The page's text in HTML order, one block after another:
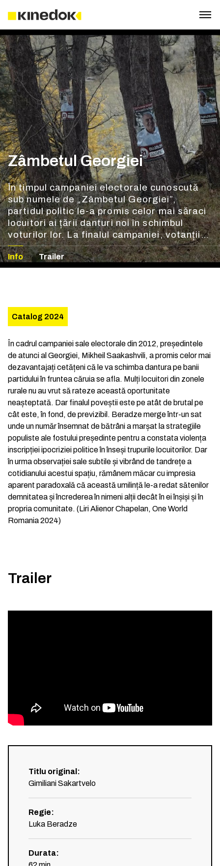
Zâmbetul Georgiei
În timpul campaniei electorale cunoscută
sub numele de „Zâmbetul Georgiei”,
partidul politic le-a promis celor mai săraci
locuitori ai țării danturi noi în schimbul
voturilor lor. La finalul campaniei, votanții
încrezători au fost dezamăgiți să constate
că promisiunea nu le va fi niciodată
îndeplinită.
Info Trailer
Catalog 2024
În cadrul campaniei sale electorale din 2012, președintele
de atunci al Georgiei, Mikheil Saakashvili, a promis celor mai
dezavantajați cetățeni că le va schimba dantura pe banii
partidului în fruntea căruia se afla. Mulți locuitori din zonele
rurale nu au vrut să rateze această oportunitate
neașteptată. Dar finalul poveștii este pe atât de brutal pe
cât este, în fond, de previzibil. Beradze merge într-un sat
unde un număr însemnat de bătrâni a marșat la strategiile
populiste ale fostului președinte pentru a constata violența
inscripției ipocriziei politice în înseși trupurile locuitorilor. Dar
în urma observației sale subtile și vibrând de tandrețe a
cotidianului acestui spațiu, rămânem măcar cu impresia
aparent paradoxală că această umilință le-a redat sătenilor
demnitatea și încrederea în nimeni alții decât în ei înșiși și în
propria comunitate. (Liri Alienor Chapelan, One World
Romania 2024)
Trailer
Titlu original :
Gimiliani Sakartvelo
Regie:
Luka Beradze
Durata: